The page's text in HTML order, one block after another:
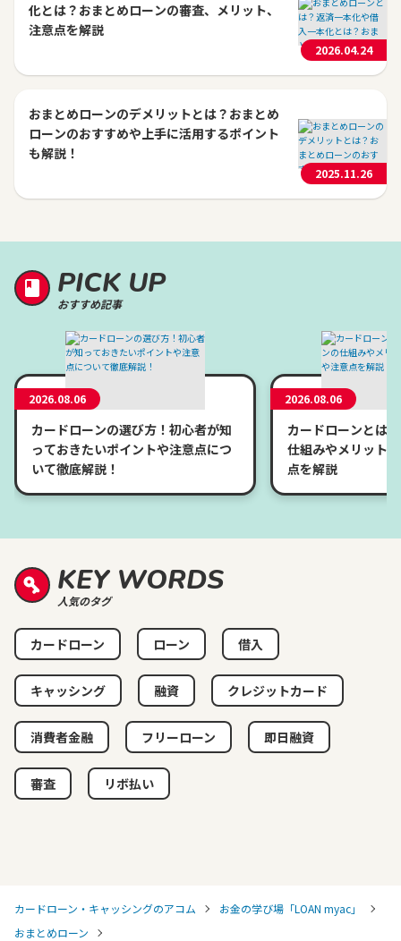
化とは？おまとめローンの審査、メリット、
注意点を解説
2026.04.24
おまとめローンのデメリットとは？おまとめ
ローンのおすすめや上手に活用するポイント
も解説！
2025.11.26
PICK UP
おすすめ記事
2026.08.06
カードローンの選び方！初心者が知
っておきたいポイントや注意点につ
いて徹底解説！
2026.08.06
カードローンとは
仕組みやメリット
点を解説
KEY WORDS
人気のタグ
カードローン ローン 借入
キャッシング 融資 クレジットカード
消費者金融 フリーローン 即日融資
審査 リボ払い
カードローン・キャッシングのアコム
お金の学び場「LOAN myac」
おまとめローン